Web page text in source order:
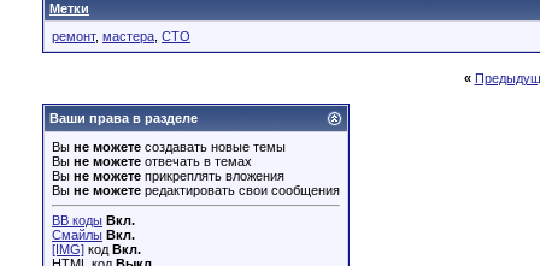
Метки
ремонт, мастера СТО
«
Ваши права в разделе
Вы не можете создавать новые темы
Вы не можете отвечать в темах
Вы не можете прикреплять вложения
Вы не можете редактировать свои сообщения
BB коды Вкл.
Смайлы Вкл.
[IMG] код Вкл.